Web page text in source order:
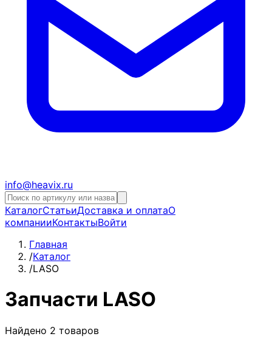
info@heavix.ru
КаталогСтатьиДоставка и оплатаО
компанииКонтактыВойти
Главная
/Каталог
/LASO
Запчасти LASO
Найдено 2 товаров